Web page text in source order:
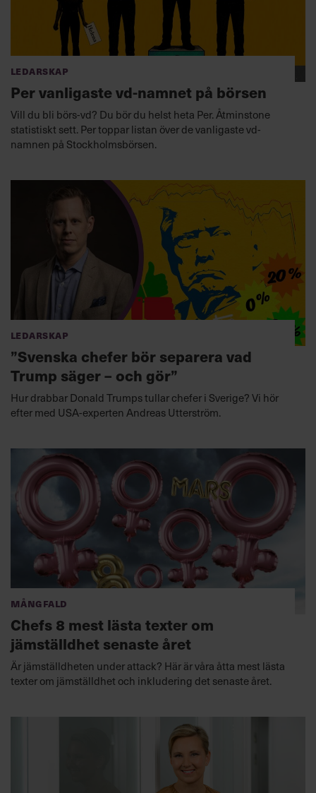
Ledarskap
Per vanligaste vd-namnet på börsen
Vill du bli börs-vd? Du bör du helst heta Per. Åtminstone
statistiskt sett. Per toppar listan över de vanligaste vd-
namnen på Stockholmsbörsen.
Ledarskap
”Svenska chefer bör separera vad
Trump säger – och gör”
Hur drabbar Donald Trumps tullar chefer i Sverige? Vi hör
efter med USA-experten Andreas Utterström.
Mångfald
Chefs 8 mest lästa texter om
jämställdhet senaste året
Är jämställdheten under attack? Här är våra åtta mest lästa
texter om jämställdhet och inkludering det senaste året.